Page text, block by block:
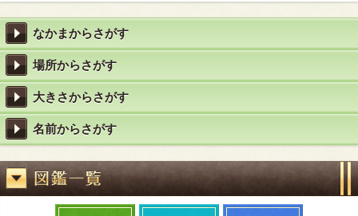
なかまからさがす
場所からさがす
大きさからさがす
名前からさがす